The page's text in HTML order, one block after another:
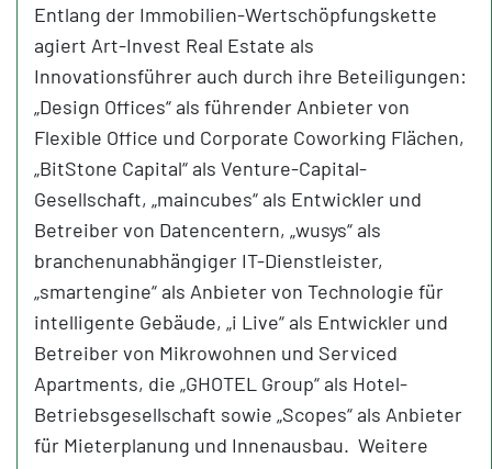
Entlang der Immobilien-Wertschöpfungskette
agiert Art-Invest Real Estate als
Innovationsführer auch durch ihre Beteiligungen:
„Design Offices“ als führender Anbieter von
Flexible Office und Corporate Coworking Flächen,
„BitStone Capital“ als Venture-Capital-
Gesellschaft, „maincubes“ als Entwickler und
Betreiber von Datencentern, „wusys“ als
branchenunabhängiger IT-Dienstleister,
„smartengine“ als Anbieter von Technologie für
intelligente Gebäude, „i Live“ als Entwickler und
Betreiber von Mikrowohnen und Serviced
Apartments, die „GHOTEL Group“ als Hotel-
Betriebsgesellschaft sowie „Scopes“ als Anbieter
für Mieterplanung und Innenausbau. Weitere